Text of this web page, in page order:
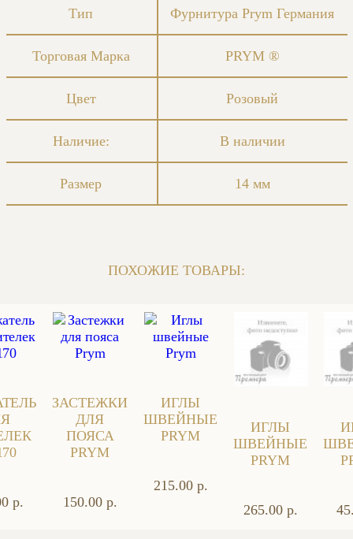
Тип Фурнитура Prym Германия
Торговая Марка PRYM ®
Цвет Розовый
Наличие: В наличии
Размер 14 мм
ПОХОЖИЕ ТОВАРЫ:
р.
ЗАСТЕЖКИ
ДЛЯ
ПОЯСА
PRYM
150.00 р.
ИГЛЫ
ШВЕЙНЫЕ
PRYM
215.00 р.
ИГЛЫ
ШВЕЙНЫЕ
PRYM
265.00 р.